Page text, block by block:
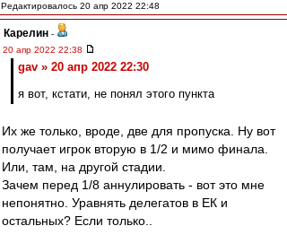
Редактировалось 20 апр 2022 22:48
Карелин -
20 апр 2022 22:38
gav » 20 апр 2022 22:30
я вот, кстати, не понял этого пункта
Их же только, вроде, две для пропуска. Ну вот
получает игрок вторую в 1/2 и мимо финала.
Или, там, на другой стадии.
Зачем перед 1/8 аннулировать - вот это мне
непонятно. Уравнять делегатов в ЕК и
остальных? Если только..